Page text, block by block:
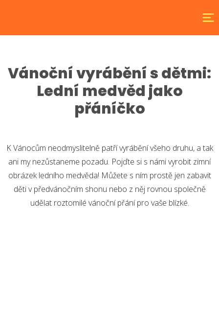
Vánoční vyrábění s dětmi:
Lední medvěd jako
přáníčko
K Vánocům neodmyslitelně patří vyrábění všeho druhu, a tak
ani my nezůstaneme pozadu. Pojďte si s námi vyrobit zimní
obrázek ledního medvěda! Můžete s ním prostě jen zabavit
děti v předvánočním shonu nebo z něj rovnou společně
udělat roztomilé vánoční přání pro vaše blízké.